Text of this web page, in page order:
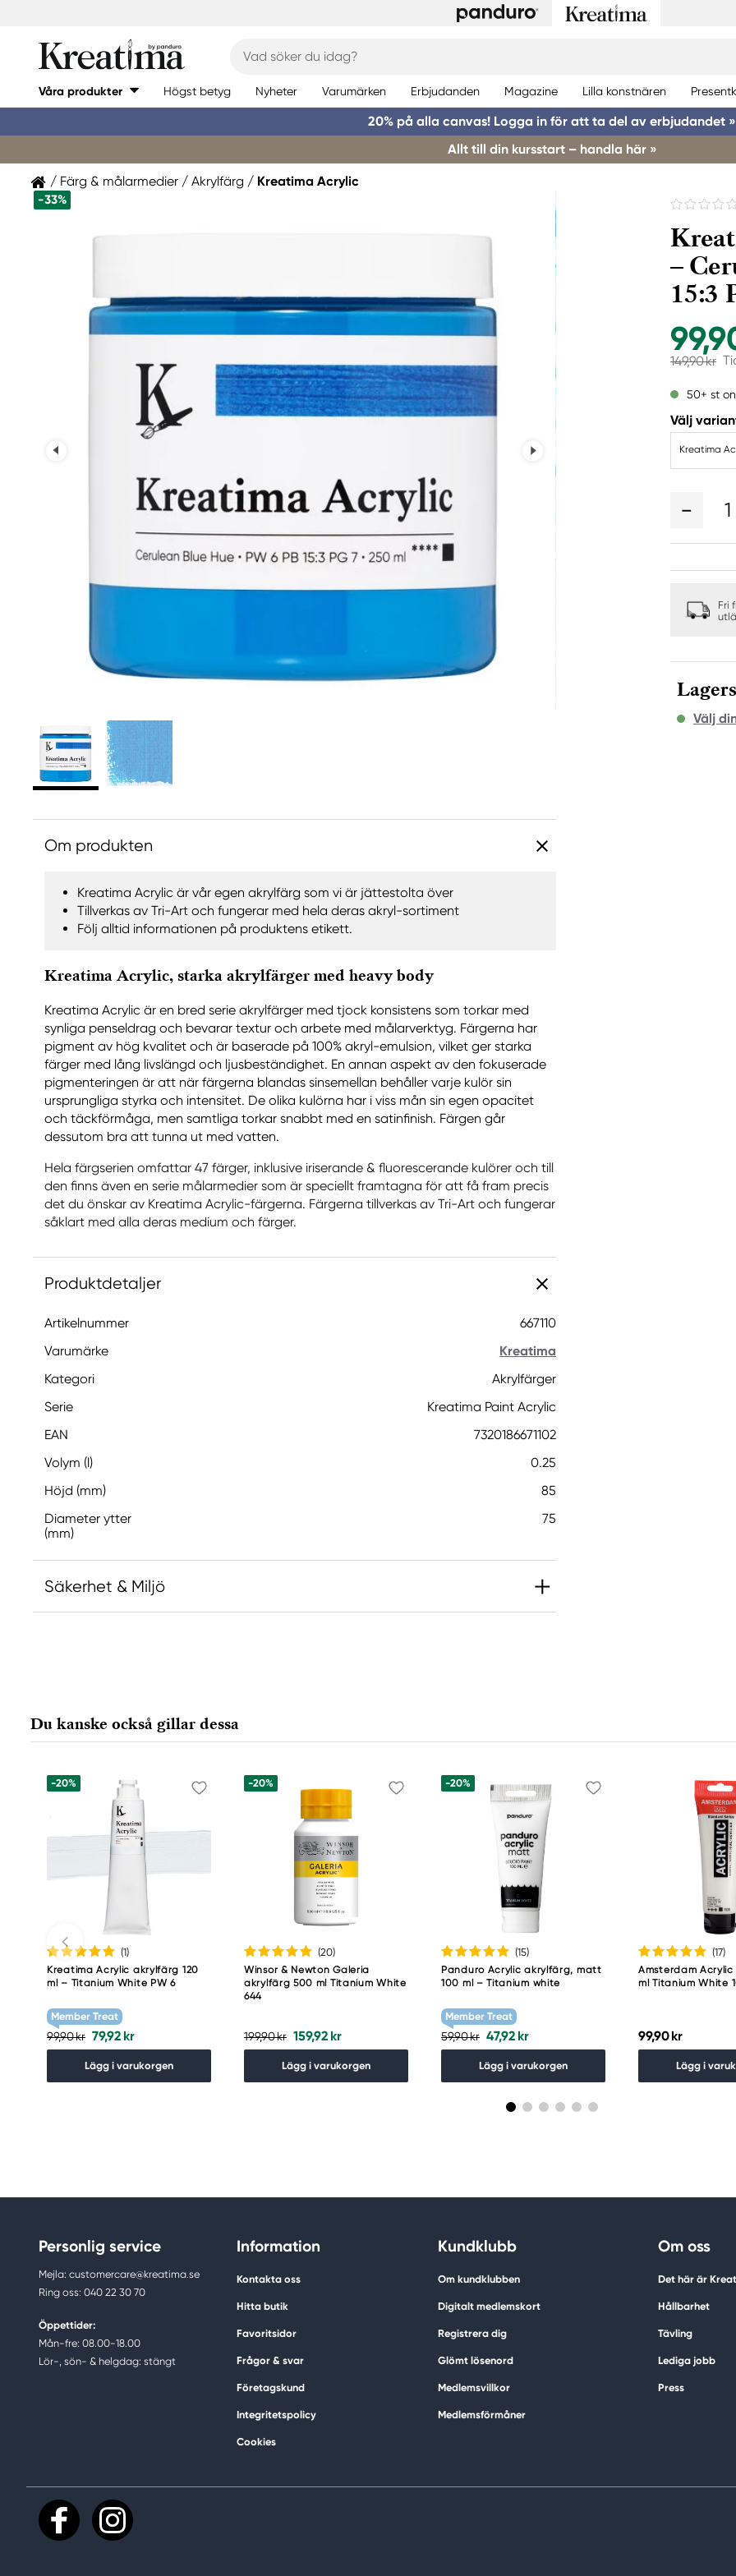
Våra produkter Högst betyg Nyheter Varumärken Erbjudanden Magazine Lilla konstnären
20% på alla canvas! Logga in för att ta del av erbjudandet »
Allt till din kursstart – handla här »
Färg & målarmedier Akrylfärg Kreatima Acrylic
-33%
–
15:3
149,90 kr
50+ st
Välj
Kreatima
1
Fri
Välj
Om produkten
Kreatima Acrylic är vår egen akrylfärg som vi är jättestolta över
Tillverkas av Tri-Art och fungerar med hela deras akryl-sortiment
Följ alltid informationen på produktens etikett.
Kreatima Acrylic, starka akrylfärger med heavy body
Kreatima Acrylic är en bred serie akrylfärger med tjock konsistens som torkar med
synliga penseldrag och bevarar textur och arbete med målarverktyg. Färgerna har
pigment av hög kvalitet och är baserade på 100% akryl-emulsion, vilket ger starka
färger med lång livslängd och ljusbeständighet. En annan aspekt av den fokuserade
pigmenteringen är att när färgerna blandas sinsemellan behåller varje kulör sin
ursprungliga styrka och intensitet. De olika kulörna har i viss mån sin egen opacitet
och täckförmåga, men samtliga torkar snabbt med en satinfinish. Färgen går
dessutom bra att tunna ut med vatten.
Hela färgserien omfattar 47 färger, inklusive iriserande & fluorescerande kulörer och till
den finns även en serie målarmedier som är speciellt framtagna för att få fram precis
det du önskar av Kreatima Acrylic-färgerna. Färgerna tillverkas av Tri-Art och fungerar
såklart med alla deras medium och färger.
Produktdetaljer
Artikelnummer
667110
Varumärke
Kreatima
Kategori
Akrylfärger
Serie
Kreatima Paint Acrylic
EAN
7320186671102
Volym (l)
0.25
Höjd (mm)
85
Diameter ytter
(mm)
75
Säkerhet & Miljö
en allergisk reaktion.
Kreatima
205 14 Malmö, Sweden
www.panduro.com
+46 (04) 22 30 70
Du kanske också gillar dessa
-20%
(1)
Kreatima Acrylic akrylfärg 120
ml – Titanium White PW 6
Member Treat
99,90 kr 79,92 kr
Lägg i varukorgen
-20%
(20)
Winsor & Newton Galeria
akrylfärg 500 ml Titanium White
644
199,90 kr 159,92 kr
Lägg i varukorgen
-20%
(15)
Panduro Acrylic akrylfärg, matt
100 ml – Titanium white
Member Treat
59,90 kr 47,92 kr
Lägg i varukorgen
(17)
Amsterdam
ml Titanium White
99,90 kr
Lägg i
Personlig service
Mejla: customercare@kreatima.se
Ring oss: 040 22 30 70
Öppettider:
Mån-fre: 08.00-18.00
Lör-, sön- & helgdag: stängt
Information
Kontakta oss
Hitta butik
Favoritsidor
Frågor & svar
Företagskund
Integritetspolicy
Cookies
Kundklubb
Om kundklubben
Digitalt medlemskort
Registrera dig
Glömt lösenord
Medlemsvillkor
Medlemsförmåner
Om oss
Det här är
Hållbarhet
Tävling
Lediga jobb
Press